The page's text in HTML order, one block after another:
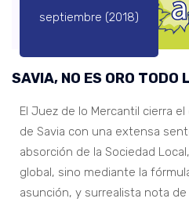
septiembre (2018)
SAVIA, NO ES ORO TODO
El Juez de lo Mercantil cierra
de Savia con una extensa
absorción de la Sociedad
global, sino mediante la
asunción, y surrealista nota